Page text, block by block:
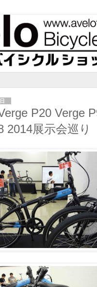
P20 Verge
2014展示会巡り